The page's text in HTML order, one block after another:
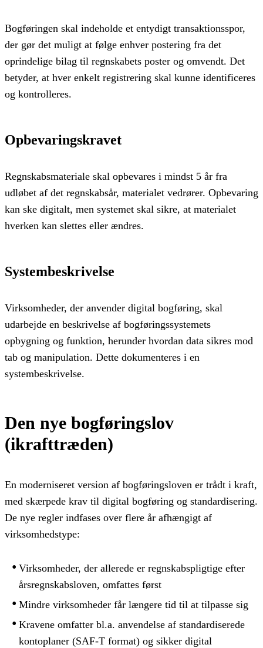
Bogføringen skal indeholde et entydigt transaktionsspor,
der gør det muligt at følge enhver postering fra det
oprindelige bilag til regnskabets poster og omvendt. Det
betyder, at hver enkelt registrering skal kunne identificeres
og kontrolleres.
Opbevaringskravet
Regnskabsmateriale skal opbevares i mindst 5 år fra
udløbet af det regnskabsår, materialet vedrører. Opbevaring
kan ske digitalt, men systemet skal sikre, at materialet
hverken kan slettes eller ændres.
Systembeskrivelse
Virksomheder, der anvender digital bogføring, skal
udarbejde en beskrivelse af bogføringssystemets
opbygning og funktion, herunder hvordan data sikres mod
tab og manipulation. Dette dokumenteres i en
systembeskrivelse.
Den nye bogføringslov
(ikrafttræden)
En moderniseret version af bogføringsloven er trådt i kraft,
med skærpede krav til digital bogføring og standardisering.
De nye regler indfases over flere år afhængigt af
virksomhedstype:
Virksomheder, der allerede er regnskabspligtige efter
årsregnskabsloven, omfattes først
Mindre virksomheder får længere tid til at tilpasse sig
Kravene omfatter bl.a. anvendelse af standardiserede
kontoplaner (SAF-T format) og sikker digital